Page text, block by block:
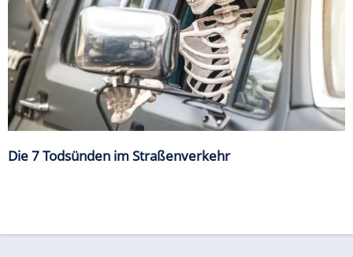
Die 7 Todsünden im Straßenverkehr